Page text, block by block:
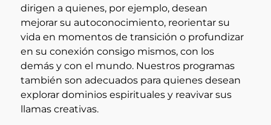
dirigen a quienes, por ejemplo, desean
mejorar su autoconocimiento, reorientar su
vida en momentos de transición o profundizar
en su conexión consigo mismos, con los
demás y con el mundo. Nuestros programas
también son adecuados para quienes desean
explorar dominios espirituales y reavivar sus
llamas creativas.